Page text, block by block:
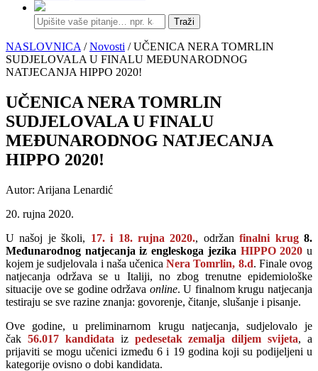
Traži
NASLOVNICA /Novosti / UČENICA NERA TOMRLIN
SUDJELOVALA U FINALU MEĐUNARODNOG
NATJECANJA HIPPO 2020!
UČENICA NERA TOMRLIN
SUDJELOVALA U FINALU
MEĐUNARODNOG NATJECANJA
HIPPO 2020!
Autor: Arijana Lenardić
20. rujna 2020.
U našoj je školi, 17. i 18. rujna 2020., održanfinalni krug8.
Međunarodnog natjecanja iz engleskoga jezika HIPPO 2020 u
kojem je sudjelovala i naša učenicaNera Tomrlin, 8.d. Finale ovog
natjecanja održava se u Italiji, no zbog trenutne epidemiološke
situacije ove se godine održava online. U finalnom krugu natjecanja
testiraju se sve razine znanja: govorenje, čitanje, slušanje i pisanje.
Ove godine, u preliminarnom krugu natjecanja, sudjelovalo je
čak 56.017 kandidata iz pedesetak zemalja diljem svijeta, a
prijaviti se mogu učenici između 6 i 19 godina koji su podijeljeni u
kategorije ovisno o dobi kandidata.